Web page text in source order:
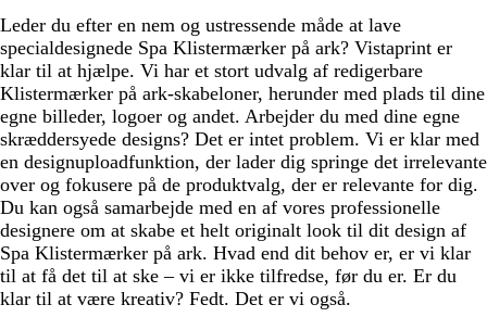
Leder du efter en nem og ustressende måde at lave
specialdesignede Spa Klistermærker på ark? Vistaprint er
klar til at hjælpe. Vi har et stort udvalg af redigerbare
Klistermærker på ark-skabeloner, herunder med plads til dine
egne billeder, logoer og andet. Arbejder du med dine egne
skræddersyede designs? Det er intet problem. Vi er klar med
en designuploadfunktion, der lader dig springe det irrelevante
over og fokusere på de produktvalg, der er relevante for dig.
Du kan også samarbejde med en af vores professionelle
designere om at skabe et helt originalt look til dit design af
Spa Klistermærker på ark. Hvad end dit behov er, er vi klar
til at få det til at ske – vi er ikke tilfredse, før du er. Er du
klar til at være kreativ? Fedt. Det er vi også.